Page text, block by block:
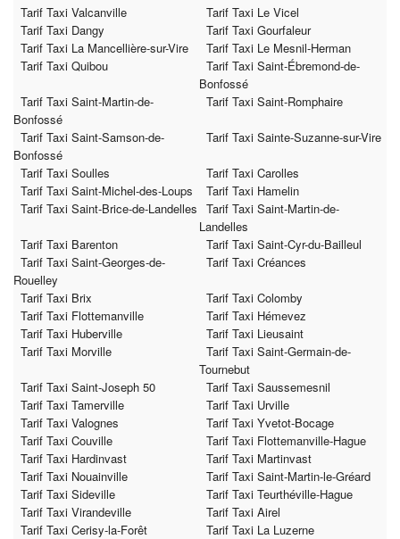
Tarif Taxi Valcanville
Tarif Taxi Le Vicel
Tarif Taxi Dangy
Tarif Taxi Gourfaleur
Tarif Taxi La Mancellière-sur-Vire
Tarif Taxi Le Mesnil-Herman
Tarif Taxi Quibou
Tarif Taxi Saint-Ébremond-de-
Bonfossé
Tarif Taxi Saint-Martin-de-
Bonfossé
Tarif Taxi Saint-Romphaire
Tarif Taxi Saint-Samson-de-
Bonfossé
Tarif Taxi Sainte-Suzanne-sur-Vire
Tarif Taxi Soulles
Tarif Taxi Carolles
Tarif Taxi Saint-Michel-des-Loups
Tarif Taxi Hamelin
Tarif Taxi Saint-Brice-de-Landelles Tarif Taxi Saint-Martin-de-
Landelles
Tarif Taxi Barenton
Tarif Taxi Saint-Cyr-du-Bailleul
Tarif Taxi Saint-Georges-de-
Rouelley
Tarif Taxi Créances
Tarif Taxi Brix
Tarif Taxi Colomby
Tarif Taxi Flottemanville
Tarif Taxi Hémevez
Tarif Taxi Huberville
Tarif Taxi Lieusaint
Tarif Taxi Morville
Tarif Taxi Saint-Germain-de-
Tournebut
Tarif Taxi Saint-Joseph 50
Tarif Taxi Saussemesnil
Tarif Taxi Tamerville
Tarif Taxi Urville
Tarif Taxi Valognes
Tarif Taxi Yvetot-Bocage
Tarif Taxi Couville
Tarif Taxi Flottemanville-Hague
Tarif Taxi Hardinvast
Tarif Taxi Martinvast
Tarif Taxi Nouainville
Tarif Taxi Saint-Martin-le-Gréard
Tarif Taxi Sideville
Tarif Taxi Teurthéville-Hague
Tarif Taxi Virandeville
Tarif Taxi Airel
Tarif Taxi Cerisy-la-Forêt
Tarif Taxi La Luzerne